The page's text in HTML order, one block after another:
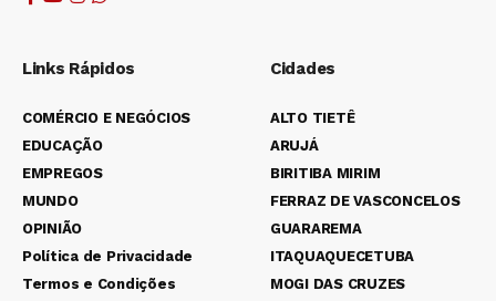
Links Rápidos
COMÉRCIO E NEGÓCIOS
EDUCAÇÃO
EMPREGOS
MUNDO
OPINIÃO
Política de Privacidade
Termos e Condições
Cidades
ALTO TIETÊ
ARUJÁ
BIRITIBA MIRIM
FERRAZ DE VASCONCELOS
GUARAREMA
ITAQUAQUECETUBA
MOGI DAS CRUZES